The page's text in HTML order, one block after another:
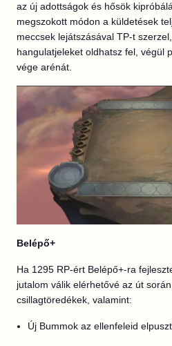
az új adottságok és hősök
megszokott módon a küldetések
meccsek lejátszásával TP-t
hangulatjeleket oldhatsz fel, végül
vége arénát.
Belépő+
Ha 1295 RP-ért Belépő+-ra
jutalom válik elérhetővé az út
csillagtöredékek, valamint:
Új Bummok az ellenfeleid